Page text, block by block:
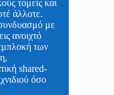
τομείς και
άλλοτε.
με
ανοιχτό
των
shared-
όσο